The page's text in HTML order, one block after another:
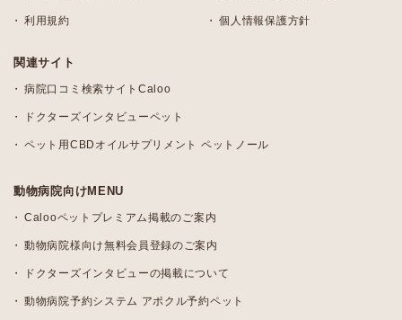
利用規約 個人情報保護方針
関連サイト
病院口コミ検索サイトCaloo
ドクターズインタビューペット
ペット用CBDオイルサプリメント ペットノール
動物病院向けMENU
Calooペットプレミアム掲載のご案内
動物病院様向け無料会員登録のご案内
ドクターズインタビューの掲載について
動物病院予約システム アポクル予約ペット